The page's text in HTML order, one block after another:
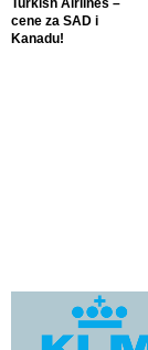
cene za SAD i
Kanadu!